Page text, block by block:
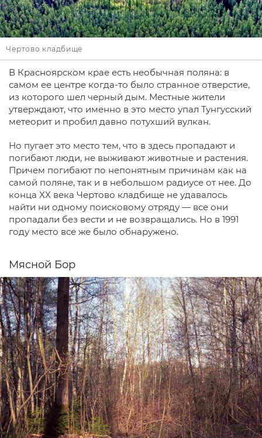
Чертово кладбище
В Красноярском крае есть необычная поляна: в
самом ее центре когда-то было странное отверстие,
из которого шел черный дым. Местные жители
утверждают, что именно в это место упал Тунгусский
метеорит и пробил давно потухший вулкан.
Но пугает это место тем, что в здесь пропадают и
погибают люди, не выживают животные и растения.
Причем погибают по непонятным причинам как на
самой поляне, так и в небольшом радиусе от нее. До
конца XX века Чертово кладбище не удавалось
найти ни одному поисковому отряду — все они
пропадали без вести и не возвращались. Но в 1991
году место все же было обнаружено.
Мясной Бор